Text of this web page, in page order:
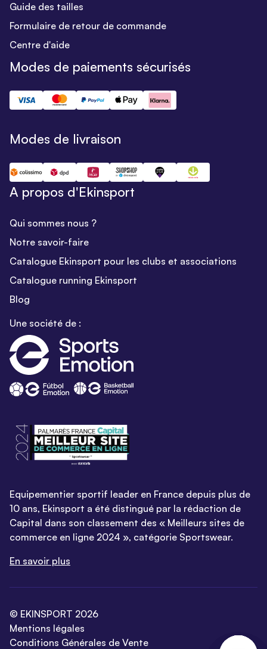
Guide des tailles
Formulaire de retour de commande
Centre d'aide
Modes de paiements sécurisés
Modes de livraison
A propos d'Ekinsport
Qui sommes nous ?
Notre savoir-faire
Catalogue Ekinsport pour les clubs et associations
Catalogue running Ekinsport
Blog
Une société de :
Equipementier sportif leader en France depuis plus de
10 ans, Ekinsport a été distingué par la rédaction de
Capital dans son classement des « Meilleurs sites de
commerce en ligne 2024 », catégorie Sportswear.
En savoir plus
© EKINSPORT 2026
Mentions légales
Conditions Générales de Vente